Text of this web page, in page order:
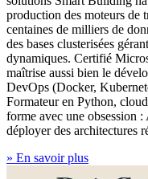
production des moteurs de
centaines de milliers de
des bases clusterisées
dynamiques. Certifié
maîtrise aussi bien le
DevOps (Docker,
Formateur en Python,
forme avec une obsession
déployer des architectures
» En savoir plus